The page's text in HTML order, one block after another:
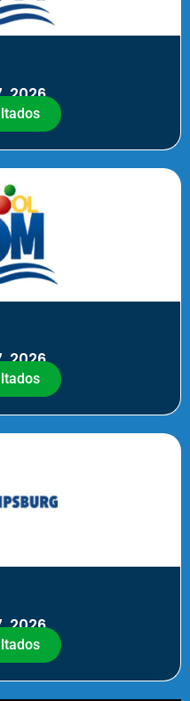
3 Pick 4
2026
Noche
2026
2026